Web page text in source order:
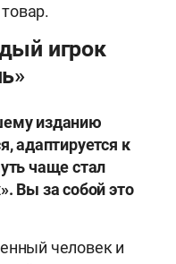
игрок
изданию
адаптируется к
чаще стал
Вы за собой это
человек и